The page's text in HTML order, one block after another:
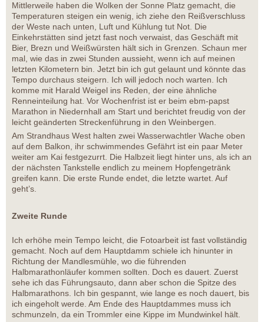
Mittlerweile haben die Wolken der Sonne Platz gemacht, die
Temperaturen steigen ein wenig, ich ziehe den Reißverschluss
der Weste nach unten, Luft und Kühlung tut Not. Die
Einkehrstätten sind jetzt fast noch verwaist, das Geschäft mit
Bier, Brezn und Weißwürsten hält sich in Grenzen. Schaun mer
mal, wie das in zwei Stunden aussieht, wenn ich auf meinen
letzten Kilometern bin. Jetzt bin ich gut gelaunt und könnte das
Tempo durchaus steigern. Ich will jedoch noch warten. Ich
komme mit Harald Weigel ins Reden, der eine ähnliche
Renneinteilung hat. Vor Wochenfrist ist er beim ebm-papst
Marathon in Niedernhall am Start und berichtet freudig von der
leicht geänderten Streckenführung in den Weinbergen.
Am Strandhaus West halten zwei Wasserwachtler Wache oben
auf dem Balkon, ihr schwimmendes Gefährt ist ein paar Meter
weiter am Kai festgezurrt. Die Halbzeit liegt hinter uns, als ich an
der nächsten Tankstelle endlich zu meinem Hopfengetränk
greifen kann. Die erste Runde endet, die letzte wartet. Auf
geht’s.
Zweite Runde
Ich erhöhe mein Tempo leicht, die Fotoarbeit ist fast vollständig
gemacht. Noch auf dem Hauptdamm schiele ich hinunter in
Richtung der Mandlesmühle, wo die führenden
Halbmarathonläufer kommen sollten. Doch es dauert. Zuerst
sehe ich das Führungsauto, dann aber schon die Spitze des
Halbmarathons. Ich bin gespannt, wie lange es noch dauert, bis
ich eingeholt werde. Am Ende des Hauptdammes muss ich
schmunzeln, da ein Trommler eine Kippe im Mundwinkel hält.